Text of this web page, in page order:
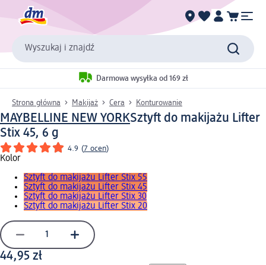
Wyszukaj i znajdź
Darmowa wysyłka od 169 zł
Strona główna Makijaż Cera Konturowanie
MAYBELLINE NEW YORKSztyft do makijażu Lifter
Stix 45, 6 g
4.9 (7 ocen)
Kolor
Sztyft do makijażu Lifter Stix 55
Sztyft do makijażu Lifter Stix 45
Sztyft do makijażu Lifter Stix 30
Sztyft do makijażu Lifter Stix 20
44,95 zł